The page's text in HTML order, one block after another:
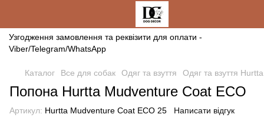
Узгодження замовлення та реквізити для оплати -
Viber/Telegram/WhatsApp
Каталог Все для собак Одяг та взуття Одяг та взуття Hurtta
Попона Hurtta Mudventure Coat ECO
Артикул: Hurtta Mudventure Coat ECO 25 Написати відгук